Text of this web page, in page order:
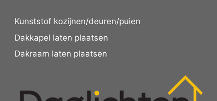
Kunststof kozijnen/deuren/puien
Dakkapel laten plaatsen
Dakraam laten plaatsen